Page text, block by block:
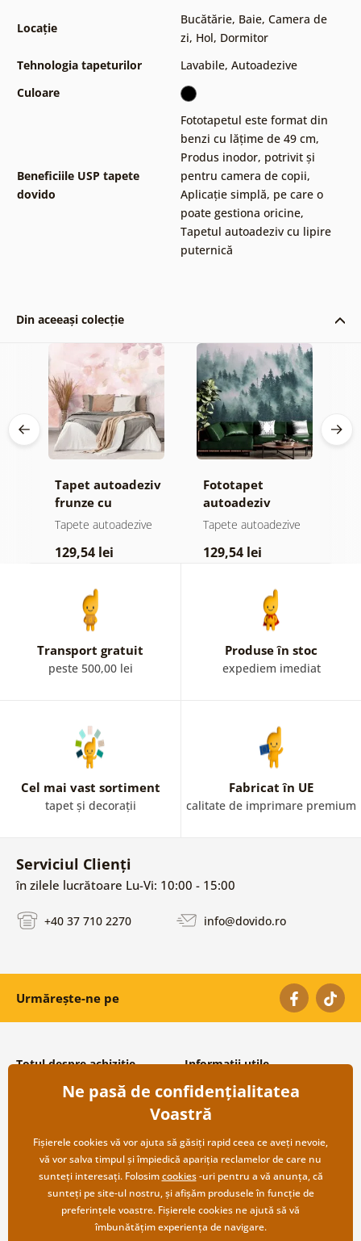
Locație
Bucătărie, Baie, Camera de
zi, Hol, Dormitor
Tehnologia tapeturilor
Lavabile, Autoadezive
Culoare
Beneficiile USP tapete
dovido
Fototapetul este format din
benzi cu lățime de 49 cm,
Produs inodor, potrivit și
pentru camera de copii,
Aplicație simplă, pe care o
poate gestiona oricine,
Tapetul autoadeziv cu lipire
puternică
Din aceeași colecție
Tapet autoadeziv
frunze cu
atingere
Tapete autoadezive
129,54 lei
Fototapet
autoadeziv
pădure în ceață
Tapete autoadezive
129,54 lei
Transport gratuit
peste 500,00 lei
Produse în stoc
expediem imediat
Cel mai vast sortiment
tapet și decorații
Fabricat în UE
calitate de imprimare premium
Serviciul Clienți
în zilele lucrătoare Lu-Vi: 10:00 - 15:00
+40 37 710 2270 info@dovido.ro
Urmărește-ne pe
Totul despre achiziție
Condiții și termeni generali
Protecția datelor personale
Transport și modalități de plată
Returnare
Informații utile
Despre noi
Întrebări frecvente
Contacte
Cooperare angro
Ne pasă de confidențialitatea
Voastră
Fișierele cookies vă vor ajuta să găsiți rapid ceea ce aveți nevoie,
vă vor salva timpul și împiedică apariția reclamelor de care nu
sunteți interesați. Folosimcookies-uri pentru a vă anunța, că
sunteți pe site-ul nostru, și afișăm produsele în funcție de
preferințele voastre. Fișierele cookies ne ajută să vă
îmbunătățim experiența de navigare.